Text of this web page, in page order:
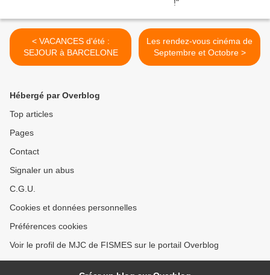
< VACANCES d'été :
SEJOUR à BARCELONE
Les rendez-vous cinéma de
Septembre et Octobre >
Hébergé par Overblog
Top articles
Pages
Contact
Signaler un abus
C.G.U.
Cookies et données personnelles
Préférences cookies
Voir le profil de MJC de FISMES sur le portail Overblog